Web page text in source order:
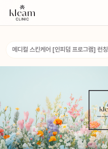
메디컬 스킨케어 [인피덤 프로그램] 런칭